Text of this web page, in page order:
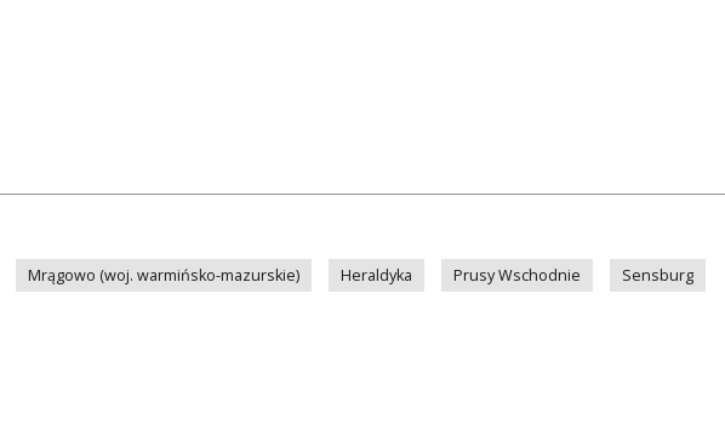
Mrągowo (woj. warmińsko-mazurskie) Heraldyka Prusy Wschodnie Sensburg